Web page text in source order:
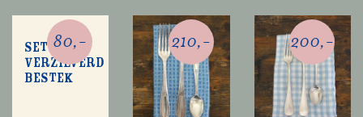
Set
verzilverd
bestek
80,- 210,- 200,-